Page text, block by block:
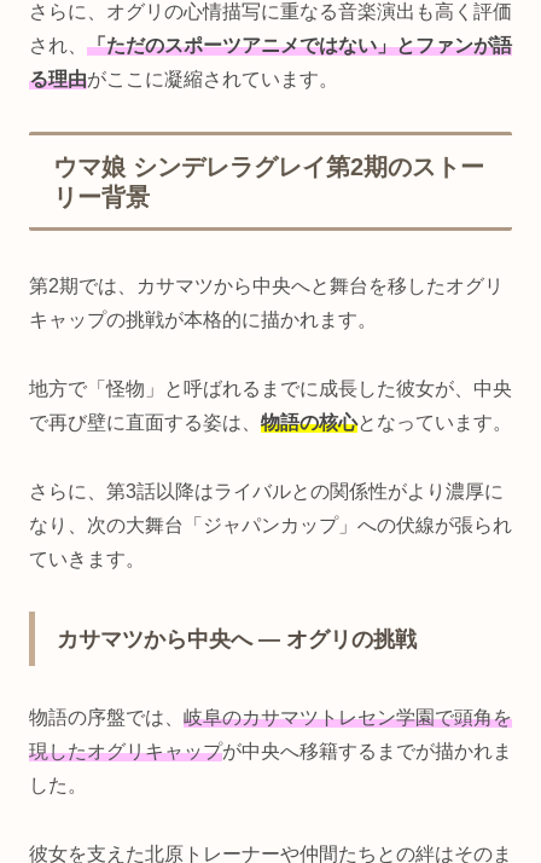
さらに、オグリの心情描写に重なる音楽演出も高く評価
され、 「ただのスポーツアニメではない」とファンが語
る理由がここに凝縮されています。
ウマ娘 シンデレラグレイ第2期のストー
リー背景
第2期では、カサマツから中央へと舞台を移したオグリ
キャップの挑戦が本格的に描かれます。
地方で「怪物」と呼ばれるまでに成長した彼女が、中央
で再び壁に直面する姿は、 物語の核心となっています。
さらに、第3話以降はライバルとの関係性がより濃厚に
なり、次の大舞台「ジャパンカップ」への伏線が張られ
ていきます。
カサマツから中央へ ― オグリの挑戦
物語の序盤では、 岐阜のカサマツトレセン学園で頭角を
現したオグリキャップが中央へ移籍するまでが描かれま
した。
彼女を支えた北原トレーナーや仲間たちとの絆はそのま